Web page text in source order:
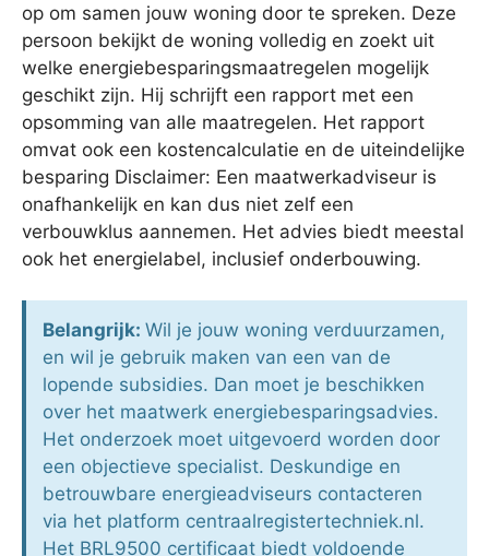
op om samen jouw woning door te spreken. Deze
persoon bekijkt de woning volledig en zoekt uit
welke energiebesparingsmaatregelen mogelijk
geschikt zijn. Hij schrijft een rapport met een
opsomming van alle maatregelen. Het rapport
omvat ook een kostencalculatie en de uiteindelijke
besparing Disclaimer: Een maatwerkadviseur is
onafhankelijk en kan dus niet zelf een
verbouwklus aannemen. Het advies biedt meestal
ook het energielabel, inclusief onderbouwing.
Belangrijk: Wil je jouw woning verduurzamen,
en wil je gebruik maken van een van de
lopende subsidies. Dan moet je beschikken
over het maatwerk energiebesparingsadvies.
Het onderzoek moet uitgevoerd worden door
een objectieve specialist. Deskundige en
betrouwbare energieadviseurs contacteren
via het platform centraalregistertechniek.nl.
Het BRL9500 certificaat biedt voldoende